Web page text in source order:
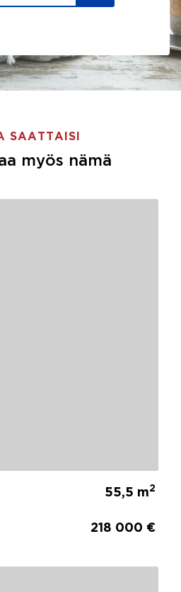
SAATTAISI
myös nämä
55,5 m2
218 000 €